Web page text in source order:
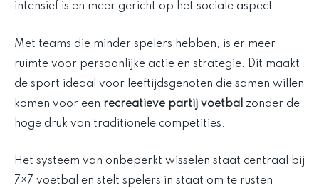
intensief is en meer gericht op het sociale aspect.
Met teams die minder spelers hebben, is er meer
ruimte voor persoonlijke actie en strategie. Dit maakt
de sport ideaal voor leeftijdsgenoten die samen willen
komen voor een recreatieve partij voetbal zonder de
hoge druk van traditionele competities.
Het systeem van onbeperkt wisselen staat centraal bij
7×7 voetbal en stelt spelers in staat om te rusten